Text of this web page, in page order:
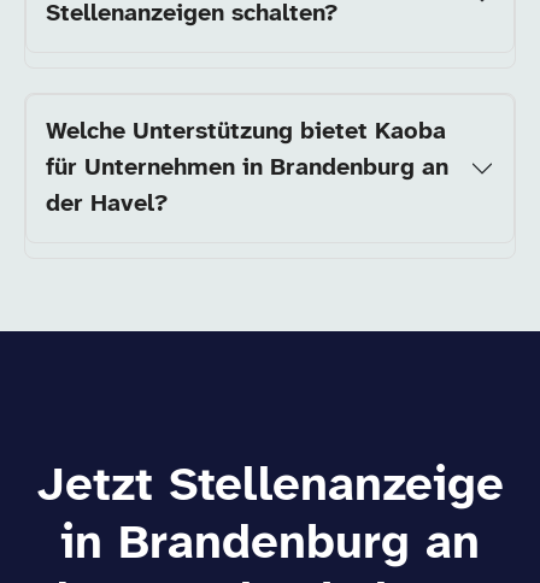
Stellenanzeigen schalten?
Welche Unterstützung bietet Kaoba
für Unternehmen in Brandenburg an
der Havel?
Jetzt Stellenanzeige
in Brandenburg an